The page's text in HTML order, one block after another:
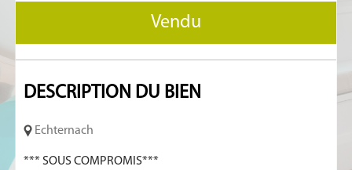
Vendu
DESCRIPTION DU BIEN
Echternach
*** SOUS COMPROMIS***